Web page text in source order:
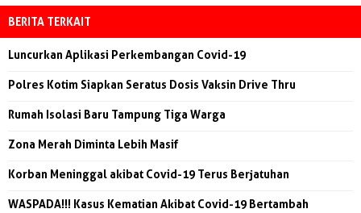
BERITA TERKAIT
Luncurkan Aplikasi Perkembangan Covid-19
Polres Kotim Siapkan Seratus Dosis Vaksin Drive Thru
Rumah Isolasi Baru Tampung Tiga Warga
Zona Merah Diminta Lebih Masif
Korban Meninggal akibat Covid-19 Terus Berjatuhan
WASPADA!!! Kasus Kematian Akibat Covid-19 Bertambah